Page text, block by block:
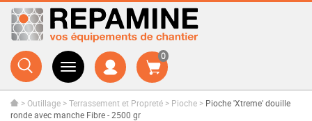
0
>Outillage >Terrassement et Propreté > Pioche > Pioche 'Xtreme' douille
ronde avec manche Fibre - 2500 gr